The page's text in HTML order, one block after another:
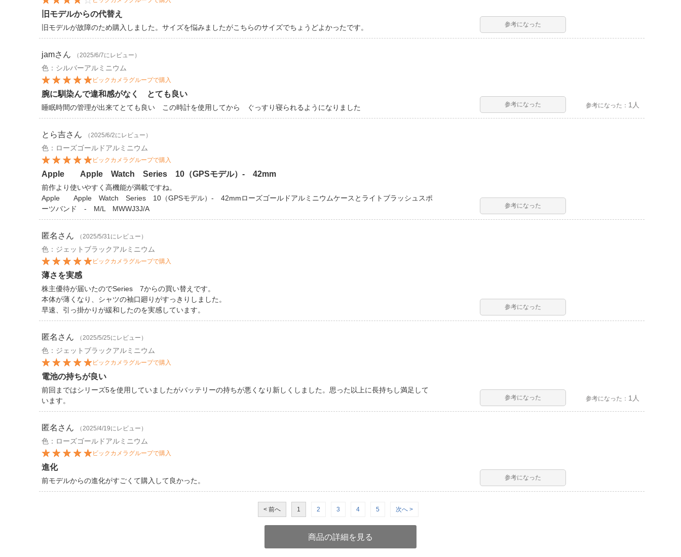
旧モデルからの代替え
旧モデルが故障のため購入しました。サイズを悩みましたがこちらのサイズでちょうどよかったです。 参考になった
jamさん （2025/6/7にレビュー）
色：シルバーアルミニウム
ビックカメラグループで購入
腕に馴染んで違和感がなく とても良い
睡眠時間の管理が出来てとても良い この時計を使用してから ぐっすり寝られるようになりました 参考になった 参考になった： 1人
とら吉さん （2025/6/2にレビュー）
色：ローズゴールドアルミニウム
ビックカメラグループで購入
Apple Apple Watch Series 10（GPSモデル）- 42mm
前作より使いやすく高機能が満載ですね。
Apple Apple Watch Series 10（GPSモデル）- 42mmローズゴールドアルミニウムケースとライトブラッシュスポ
ーツバンド - M/L MWWJ3J/A
参考になった
匿名 さん （2025/5/31にレビュー）
色：ジェットブラックアルミニウム
ビックカメラグループで購入
薄さを実感
株主優待が届いたのでSeries 7からの買い替えです。
本体が薄くなり、シャツの袖口廻りがすっきりしました。
早速、引っ掛かりが緩和したのを実感しています。
参考になった
匿名 さん （2025/5/25にレビュー）
色：ジェットブラックアルミニウム
ビックカメラグループで購入
電池の持ちが良い
前回まではシリーズ5を使用していましたがバッテリーの持ちが悪くなり新しくしました。思った以上に長持ちし満足して
います。
参考になった 参考になった： 1人
匿名 さん （2025/4/19にレビュー）
色：ローズゴールドアルミニウム
ビックカメラグループで購入
進化
前モデルからの進化がすごくて購入して良かった。 参考になった
< 前へ 1 2 3 4 5 次へ >
商品の詳細を見る